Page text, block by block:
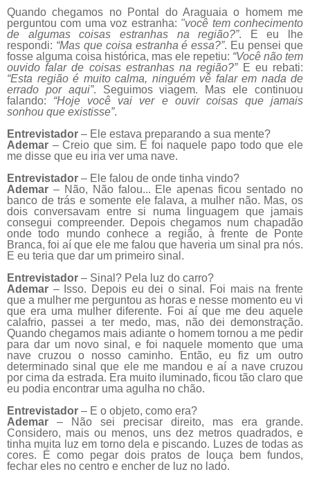
Quando chegamos no Pontal do Araguaia o homem me
perguntou com uma voz estranha: "você tem conhecimento
de algumas coisas estranhas na região?”. E eu lhe
respondi: “Mas que coisa estranha é essa?”. Eu pensei que
fosse alguma coisa histórica, mas ele repetiu: “Você não tem
ouvido falar de coisas estranhas na região?”E eu rebati:
“Esta região é muito calma, ninguém vê falar em nada de
errado por aqui”. Seguimos viagem. Mas ele continuou
falando: “Hoje você vai ver e ouvir coisas que jamais
sonhou que existisse”.
Entrevistador – Ele estava preparando a sua mente?
Ademar – Creio que sim. E foi naquele papo todo que ele
me disse que eu iria ver uma nave.
Entrevistador – Ele falou de onde tinha vindo?
Ademar – Não, Não falou... Ele apenas ficou sentado no
banco de trás e somente ele falava, a mulher não. Mas, os
dois conversavam entre si numa linguagem que jamais
consegui compreender. Depois chegamos num chapadão
onde todo mundo conhece a região, à frente de Ponte
Branca, foi aí que ele me falou que haveria um sinal pra nós.
E eu teria que dar um primeiro sinal.
Entrevistador – Sinal? Pela luz do carro?
Ademar – Isso. Depois eu dei o sinal. Foi mais na frente
que a mulher me perguntou as horas e nesse momento eu vi
que era uma mulher diferente. Foi aí que me deu aquele
calafrio, passei a ter medo, mas, não dei demonstração.
Quando chegamos mais adiante o homem tornou a me pedir
para dar um novo sinal, e foi naquele momento que uma
nave cruzou o nosso caminho. Então, eu fiz um outro
determinado sinal que ele me mandou e aí a nave cruzou
por cima da estrada. Era muito iluminado, ficou tão claro que
eu podia encontrar uma agulha no chão.
Entrevistador – E o objeto, como era?
Ademar – Não sei precisar direito, mas era grande.
Considero, mais ou menos, uns dez metros quadrados, e
tinha muita luz em torno dela e piscando. Luzes de todas as
cores. É como pegar dois pratos de louça bem fundos,
fechar eles no centro e encher de luz no lado.